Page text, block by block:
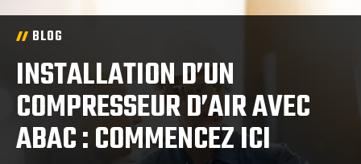
BLOG
INSTALLATION D’UN
COMPRESSEUR D’AIR AVEC
ABAC : COMMENCEZ ICI